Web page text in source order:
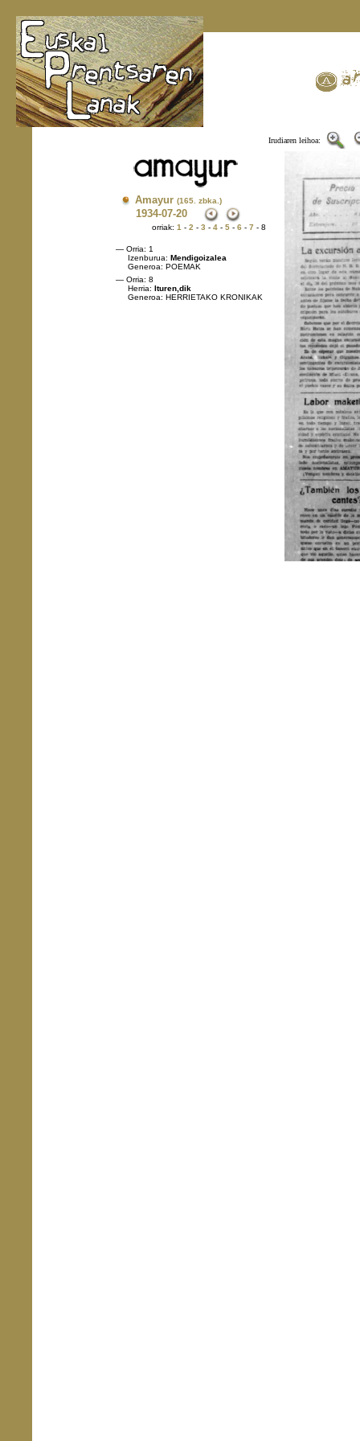
Irudiaren leihoa:
Amayur (165. zbka.)
1934-07-20
orriak: 1 - 2 - 3 - 4 - 5 - 6 - 7 - 8
— Orria: 1
Izenburua: Mendigoizalea
Generoa: POEMAK
— Orria: 8
Herria: Ituren,dik
Generoa: HERRIETAKO KRONIKAK